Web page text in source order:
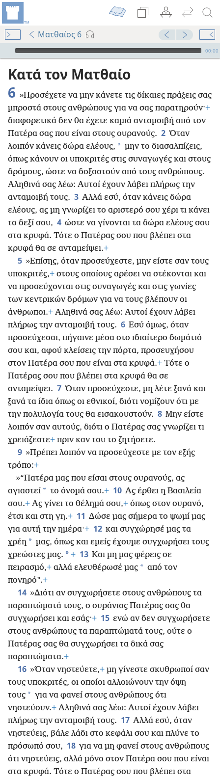
Ματθαίος 6
Audio Player
00:00
Κατά τον Ματθαίο
6 »Προσέχετε να μην κάνετε τις δίκαιες πράξεις σας
μπροστά στους ανθρώπους για να σας παρατηρούν·+
διαφορετικά δεν θα έχετε καμιά ανταμοιβή από τον
Πατέρα σας που είναι στους ουρανούς. 2 Όταν
λοιπόν κάνεις δώρα ελέους, * μην το διασαλπίζεις,
όπως κάνουν οι υποκριτές στις συναγωγές και στους
δρόμους, ώστε να δοξαστούν από τους ανθρώπους.
Αληθινά σας λέω: Αυτοί έχουν λάβει πλήρως την
ανταμοιβή τους. 3 Αλλά εσύ, όταν κάνεις δώρα
ελέους, ας μη γνωρίζει το αριστερό σου χέρι τι κάνει
το δεξί σου, 4 ώστε να γίνονται τα δώρα ελέους σου
στα κρυφά. Τότε ο Πατέρας σου που βλέπει στα
κρυφά θα σε ανταμείψει.+
5 »Επίσης, όταν προσεύχεστε, μην είστε σαν τους
υποκριτές,+ στους οποίους αρέσει να στέκονται και
να προσεύχονται στις συναγωγές και στις γωνίες
των κεντρικών δρόμων για να τους βλέπουν οι
άνθρωποι.+ Αληθινά σας λέω: Αυτοί έχουν λάβει
πλήρως την ανταμοιβή τους. 6 Εσύ όμως, όταν
προσεύχεσαι, πήγαινε μέσα στο ιδιαίτερο δωμάτιό
σου και, αφού κλείσεις την πόρτα, προσευχήσου
στον Πατέρα σου που είναι στα κρυφά.+ Τότε ο
Πατέρας σου που βλέπει στα κρυφά θα σε
ανταμείψει. 7 Όταν προσεύχεστε, μη λέτε ξανά και
ξανά τα ίδια όπως οι εθνικοί, διότι νομίζουν ότι με
την πολυλογία τους θα εισακουστούν. 8 Μην είστε
λοιπόν σαν αυτούς, διότι ο Πατέρας σας γνωρίζει τι
χρειάζεστε+ πριν καν του το ζητήσετε.
9 »Πρέπει λοιπόν να προσεύχεστε με τον εξής
τρόπο:+
»“Πατέρα μας που είσαι στους ουρανούς, ας
αγιαστεί * το όνομά σου.+ 10 Ας έρθει η Βασιλεία
σου.+ Ας γίνει το θέλημά σου,+ όπως στον ουρανό,
έτσι και στη γη.+ 11 Δώσε μας σήμερα το ψωμί μας
για αυτή την ημέρα·+ 12 και συγχώρησέ μας τα
χρέη * μας, όπως και εμείς έχουμε συγχωρήσει τους
χρεώστες μας. * + 13 Και μη μας φέρεις σε
πειρασμό,+ αλλά ελευθέρωσέ μας * από τον
πονηρό”.+
14 »Διότι αν συγχωρήσετε στους ανθρώπους τα
παραπτώματά τους, ο ουράνιος Πατέρας σας θα
συγχωρήσει και εσάς·+ 15 ενώ αν δεν συγχωρήσετε
στους ανθρώπους τα παραπτώματά τους, ούτε ο
Πατέρας σας θα συγχωρήσει τα δικά σας
παραπτώματα.+
16 »Όταν νηστεύετε,+ μη γίνεστε σκυθρωποί σαν
τους υποκριτές, οι οποίοι αλλοιώνουν την όψη
τους * για να φανεί στους ανθρώπους ότι
νηστεύουν.+ Αληθινά σας λέω: Αυτοί έχουν λάβει
πλήρως την ανταμοιβή τους. 17 Αλλά εσύ, όταν
νηστεύεις, βάλε λάδι στο κεφάλι σου και πλύνε το
πρόσωπό σου, 18 για να μη φανεί στους ανθρώπους
ότι νηστεύεις, αλλά μόνο στον Πατέρα σου που είναι
στα κρυφά. Τότε ο Πατέρας σου που βλέπει στα